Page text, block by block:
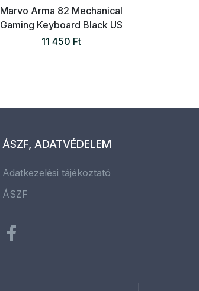
Marvo Arma 82 Mechanical
Gaming Keyboard Black US
11 450 Ft
ÁSZF, ADATVÉDELEM
Adatkezelési tájékoztató
ÁSZF